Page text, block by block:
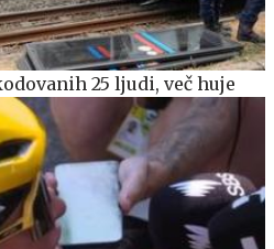
25 ljudi, več huje